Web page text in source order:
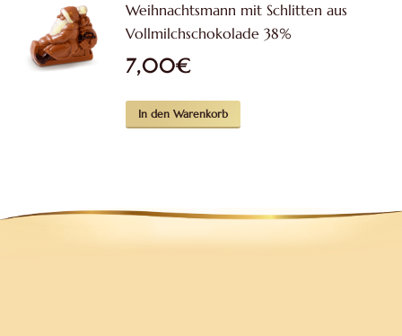
Weihnachtsmann mit Schlitten aus
Vollmilchschokolade 38%
7,00€
In den Warenkorb